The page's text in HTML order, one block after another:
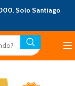
Solo Santiago